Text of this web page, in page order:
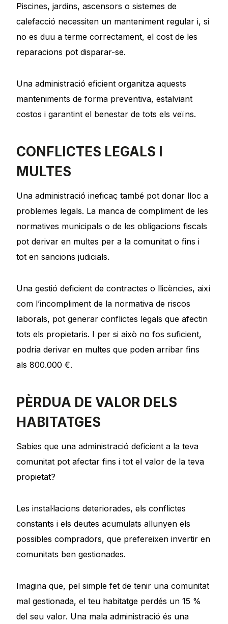
Piscines, jardins, ascensors o sistemes de
calefacció necessiten un manteniment regular i, si
no es duu a terme correctament, el cost de les
reparacions pot disparar-se.
Una administració eficient organitza aquests
manteniments de forma preventiva, estalviant
costos i garantint el benestar de tots els veïns.
CONFLICTES LEGALS I
MULTES
Una administració ineficaç també pot donar lloc a
problemes legals. La manca de compliment de les
normatives municipals o de les obligacions fiscals
pot derivar en multes per a la comunitat o fins i
tot en sancions judicials.
Una gestió deficient de contractes o llicències, així
com l’incompliment de la normativa de riscos
laborals, pot generar conflictes legals que afectin
tots els propietaris. I per si això no fos suficient,
podria derivar en multes que poden arribar fins
als 800.000 €.
PÈRDUA DE VALOR DELS
HABITATGES
Sabies que una administració deficient a la teva
comunitat pot afectar fins i tot el valor de la teva
propietat?
Les instal·lacions deteriorades, els conflictes
constants i els deutes acumulats allunyen els
possibles compradors, que prefereixen invertir en
comunitats ben gestionades.
Imagina que, pel simple fet de tenir una comunitat
mal gestionada, el teu habitatge perdés un 15 %
del seu valor. Una mala administració és una